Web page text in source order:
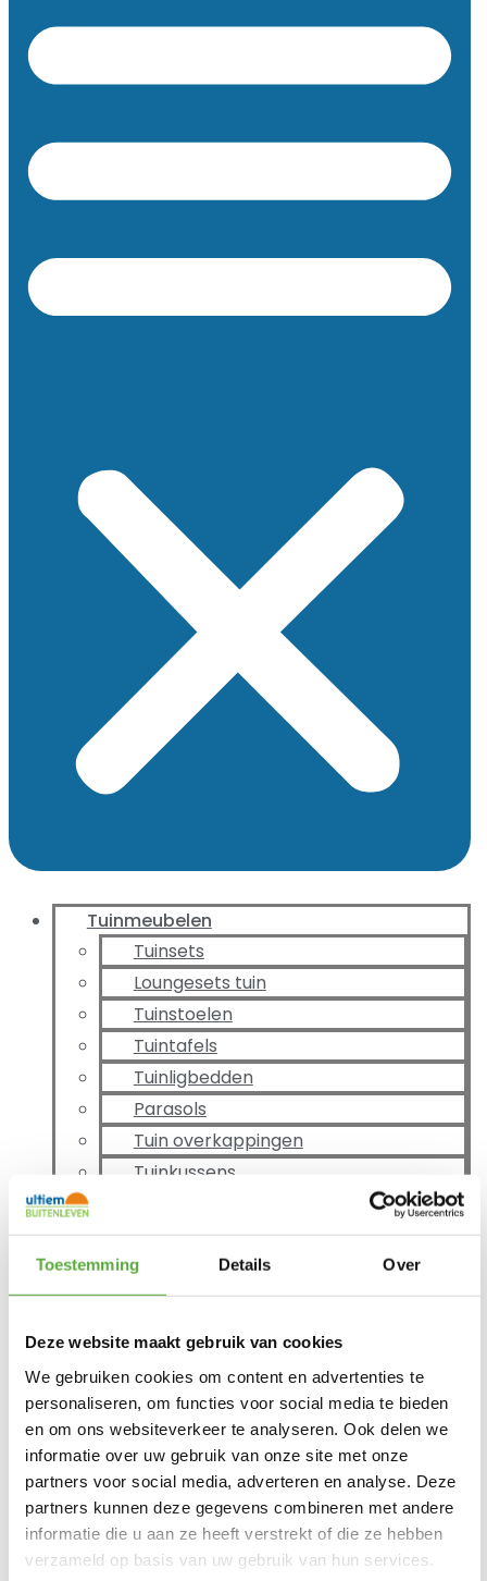
Toestemming Details Over
Deze website maakt gebruik van cookies
We gebruiken cookies om content en advertenties te
personaliseren, om functies voor social media te bieden
en om ons websiteverkeer te analyseren. Ook delen we
informatie over uw gebruik van onze site met onze
partners voor social media, adverteren en analyse. Deze
partners kunnen deze gegevens combineren met andere
informatie die u aan ze heeft verstrekt of die ze hebben
verzameld op basis van uw gebruik van hun services.
Tuinmeubelen
Tuinsets
Loungesets tuin
Tuinstoelen
Tuintafels
Tuinligbedden
Parasols
Tuin overkappingen
Tuinkussens
Onderhoud tuinmeubelen
Terrasverwarming
Tuinverlichting
Tuindecoratie
Tuinmeubelen Outlet
Kamperen
Tenten
Opblaasbare tenten
Tunneltenten
Familietenten
Voortenten
Opblaasbare voortenten